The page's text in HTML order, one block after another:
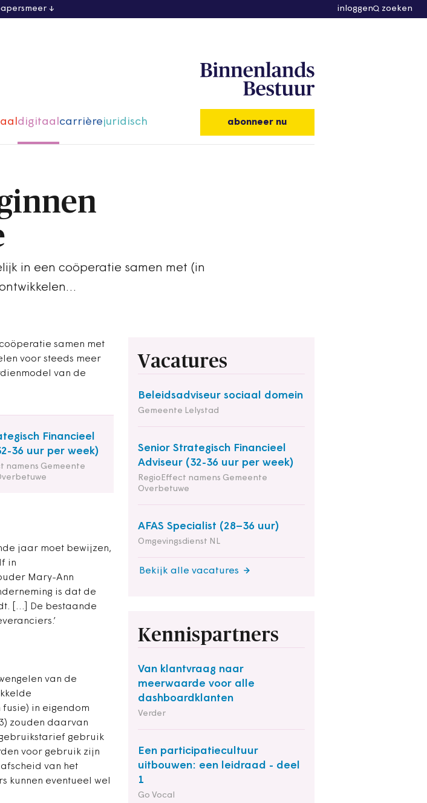
meer inloggen zoeken
digitaalcarrièrejuridisch abonneer nu
in een coöperatie samen met (in
samen met
voor steeds meer
van de
Financieel
36 uur per week)
namens Gemeente
Vacatures
Beleidsadviseur sociaal domein
Gemeente Lelystad
Senior Strategisch Financieel
Adviseur (32-36 uur per week)
RegioEffect namens Gemeente
Overbetuwe
AFAS Specialist (28–36 uur)
Omgevingsdienst NL
Bekijk alle vacatures
Kennispartners
Van klantvraag naar
meerwaarde voor alle
dashboardklanten
Verder
Een participatiecultuur
uitbouwen: een leidraad - deel
1
Go Vocal
jaar moet bewijzen,
in
Mary-Ann
is dat de
[…] De bestaande
van de
in eigendom
zouden daarvan
gebruik
voor gebruik zijn
van het
kunnen eventueel wel